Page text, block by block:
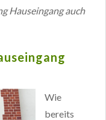
Hauseingang auch
Wie
bereits